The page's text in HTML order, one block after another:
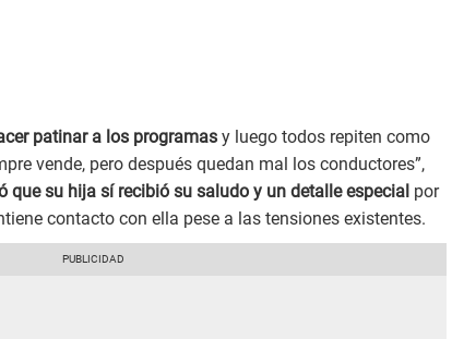
patinar a los programas y luego todos repiten como
vende, pero después quedan mal los conductores”,
que su hija sí recibió su saludo y un detalle especial por
contacto con ella pese a las tensiones existentes.